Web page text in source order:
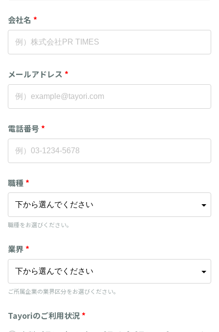
会社名 *
メールアドレス *
電話番号 *
職種 *
職種をお選びください。
業界 *
ご所属企業の業界区分をお選びください。
Tayoriのご利用状況 *